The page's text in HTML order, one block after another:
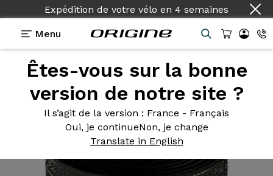
Expédition de votre vélo en 4 semaines
Menu
Êtes-vous sur la bonne
version de notre site ?
Il s’agit de la version : France - Français
Oui, je continueNon, je change
Translate in English
Equipements>Rubans de cintre > DPS V2 3.2mm